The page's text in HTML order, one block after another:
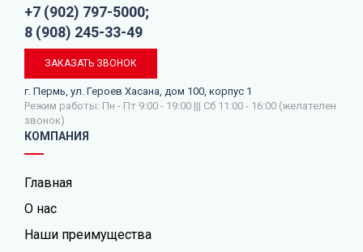
+7 (902) 797-5000;
8 (908) 245-33-49
ЗАКАЗАТЬ ЗВОНОК
г. Пермь, ул. Героев Хасана, дом 100, корпус 1
Режим работы: Пн - Пт 9:00 - 19:00 ||| Сб 11:00 - 16:00 (желателен
звонок)
КОМПАНИЯ
Главная
О нас
Наши преимущества